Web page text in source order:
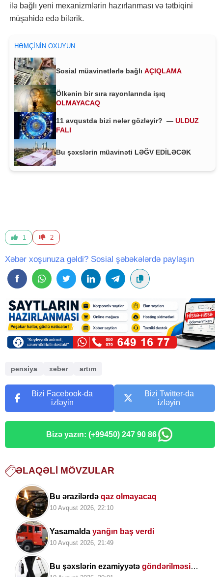
ilə bağlı yeni mexanizmlərin hazırlanması və tətbiqini
müşahidə edə bilərik.
HƏMÇININ OXUYUN
Sosial müavinətlərlə bağlı AÇIQLAMA
Ölkənin bir sıra rayonlarında işıq
OLMAYACAQ
11 avqustda bizi nələr gözləyir? — ULDUZ
FALI
Bu şəxslərin müavinəti LƏĞV EDİLƏCƏK
1 2
Xəbər xoşunuza gəldi? Sosial şəbəkələrdə paylaşın
pensiya xəbər artım
Bizi Facebook-da
izləyin
Bizi Twitter-da
izləyin
Bizə yazın: (+99450) 247 90 86
ƏLAQƏLI MÖVZULAR
Bu ərazilərdə qaz olmayacaq
10 Avqust 2026, 22:10
Yasamalda yanğın baş verdi
10 Avqust 2026, 21:49
Bu şəxslərin ezamiyyətə göndərilməsi
qadağandır